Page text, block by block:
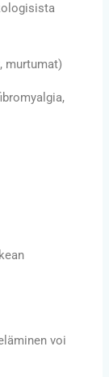
murtumat)
voi